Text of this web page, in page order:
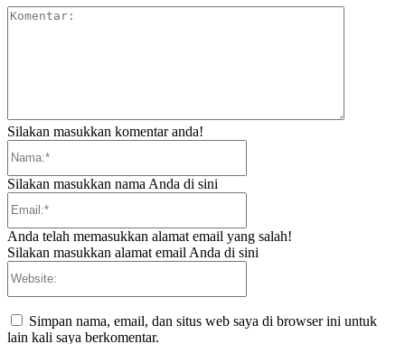
Silakan masukkan komentar anda!
Silakan masukkan nama Anda di sini
Anda telah memasukkan alamat email yang salah!
Silakan masukkan alamat email Anda di sini
Simpan nama, email, dan situs web saya di browser ini untuk
lain kali saya berkomentar.